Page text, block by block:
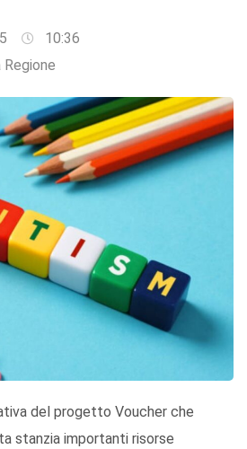
10:36
Regione
del progetto Voucher che
stanzia importanti risorse